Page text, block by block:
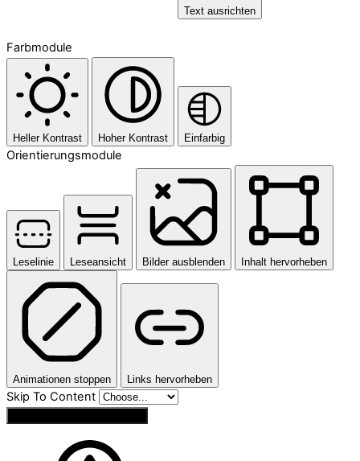
Text ausrichten
Farbmodule
Heller Kontrast Hoher Kontrast Einfarbig
Orientierungsmodule
Leselinie Leseansicht Bilder ausblenden Inhalt hervorheben
Animationen stoppen Links hervorheben
Skip To Content